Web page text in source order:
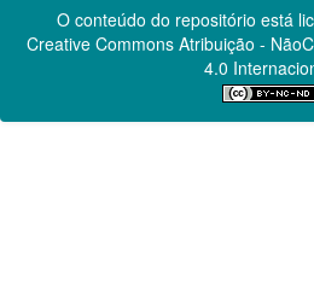
O conteúdo do repositório está
Creative CommonsAtribuição -
4.0